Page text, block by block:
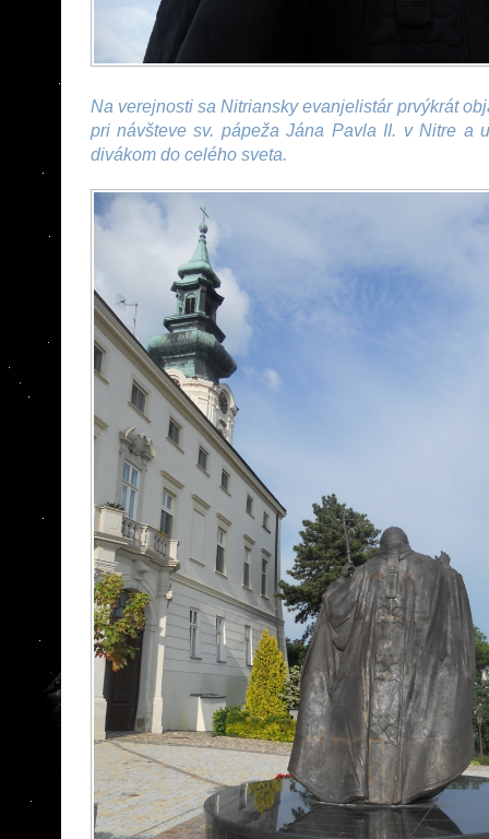
Na verejnosti sa Nitriansky evanjelistár prvýkrát
pri návšteve sv. pápeža Jána Pavla II. v Nitre a
divákom do celého sveta.